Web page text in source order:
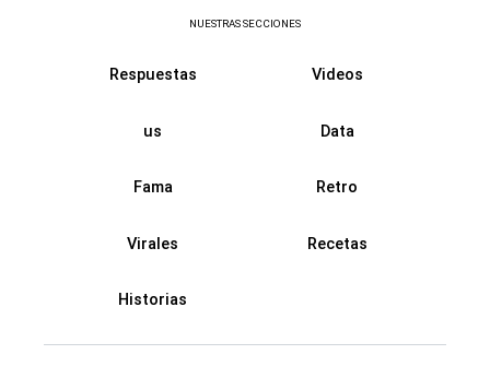
NUESTRAS SECCIONES
Respuestas Videos
us Data
Fama Retro
Virales Recetas
Historias